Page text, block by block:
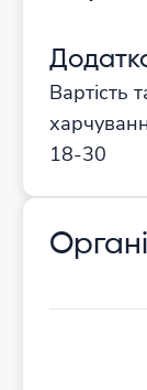
Вартість
18-30